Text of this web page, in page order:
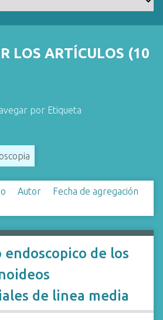
LOS ARTÍCULOS (10
por Etiqueta
Autor Fecha de agregación
de los
de linea media